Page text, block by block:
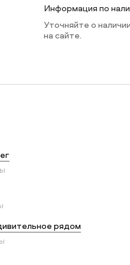
Информация по
Уточняйте о
на сайте.
рядом